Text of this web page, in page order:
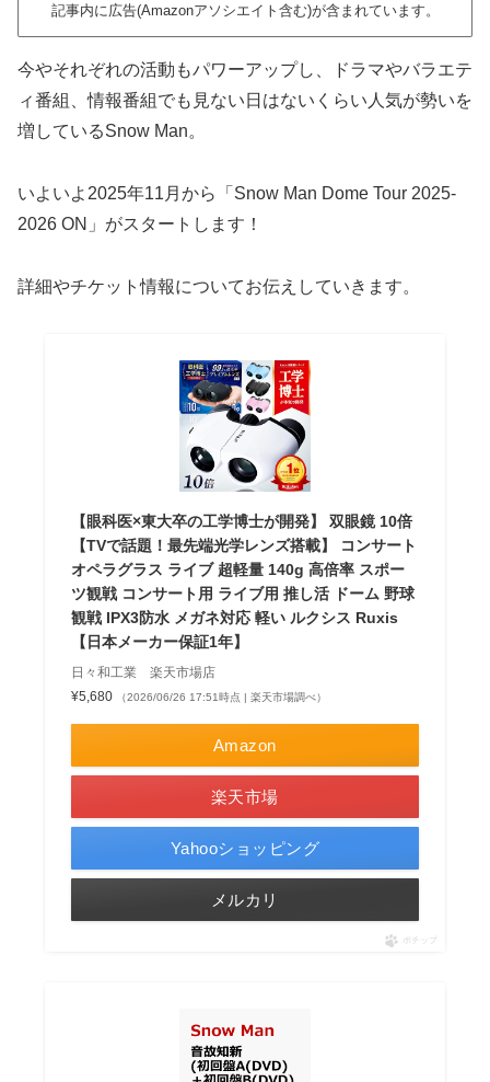
記事内に広告(Amazonアソシエイト含む)が含まれています。
今やそれぞれの活動もパワーアップし、ドラマやバラエテ
ィ番組、情報番組でも見ない日はないくらい人気が勢いを
増しているSnow Man。
いよいよ2025年11月から「Snow Man Dome Tour 2025-
2026 ON」がスタートします！
詳細やチケット情報についてお伝えしていきます。
【眼科医×東大卒の工学博士が開発】 双眼鏡 10倍
【TVで話題！最先端光学レンズ搭載】 コンサート
オペラグラス ライブ 超軽量 140g 高倍率 スポー
ツ観戦 コンサート用 ライブ用 推し活 ドーム 野球
観戦 IPX3防水 メガネ対応 軽い ルクシス Ruxis
【日本メーカー保証1年】
日々和工業 楽天市場店
¥5,680
（2026/06/26 17:51時点 | 楽天市場調べ）
Amazon
楽天市場
Yahooショッピング
メルカリ
ポチップ